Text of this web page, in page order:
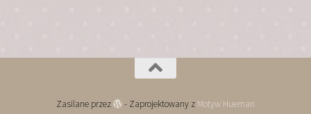
Zasilane przez - Zaprojektowany z Motyw Hueman